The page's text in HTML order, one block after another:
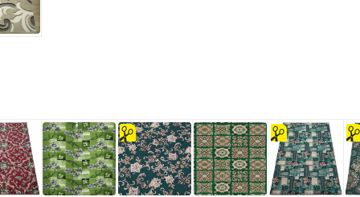
на
отрез
на
отрез
на